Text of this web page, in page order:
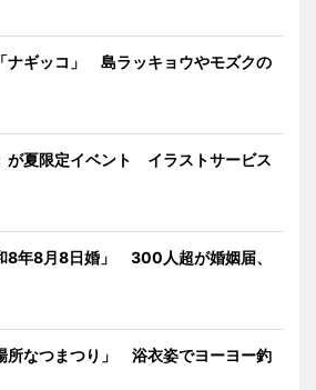
ナギッコ」 島ラッキョウやモズクの
が夏限定イベント イラストサービス
8年8月8日婚」 300人超が婚姻届、
所なつまつり」 浴衣姿でヨーヨー釣